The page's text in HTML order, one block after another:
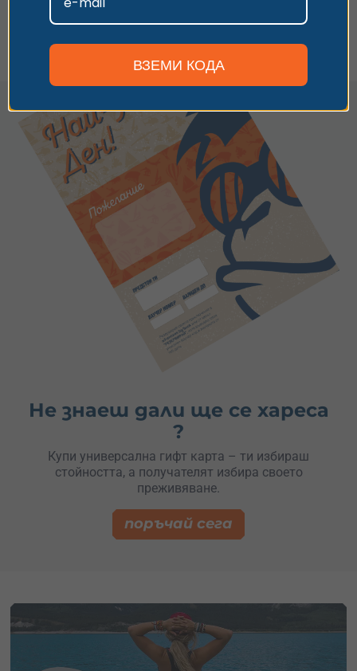
Не знаеш дали ще се хареса
?
Купи универсална гифт карта – ти избираш
стойността, а получателят избира своето
преживяване.
поръчай сега
ВЗЕМИ КОДА